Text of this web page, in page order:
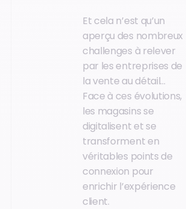
Et cela n’est qu’un
aperçu des nombreux
challenges à relever
par les entreprises de
la vente au détail…
Face à ces évolutions,
les magasins se
digitalisent et se
transforment en
véritables points de
connexion pour
enrichir l’expérience
client.